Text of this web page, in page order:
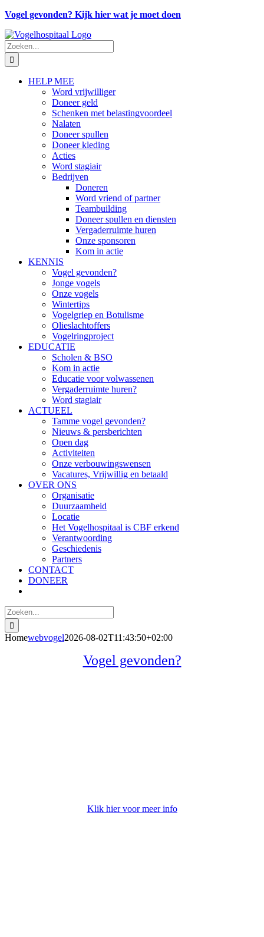
Ga
inhoud
Vogel gevonden? Kijk hier wat je moet doen
Facebook
Instagram
E-
mail
Zoeken
naar:
HELP MEE
Word vrijwilliger
Doneer geld
Schenken met belastingvoordeel
Nalaten
Doneer spullen
Doneer kleding
Acties
Word stagiair
Bedrijven
Doneren
Word vriend of partner
Teambuilding
Doneer spullen en diensten
Vergaderruimte huren
Onze sponsoren
Kom in actie
KENNIS
Vogel gevonden?
Jonge vogels
Onze vogels
Wintertips
Vogelgriep en Botulisme
Olieslachtoffers
Vogelringproject
EDUCATIE
Scholen & BSO
Kom in actie
Educatie voor volwassenen
Vergaderruimte huren?
Word stagiair
ACTUEEL
Tamme vogel gevonden?
Nieuws & persberichten
Open dag
Activiteiten
Onze verbouwingswensen
Vacatures, Vrijwillig en betaald
OVER ONS
Organisatie
Duurzaamheid
Locatie
Het Vogelhospitaal is CBF erkend
Verantwoording
Geschiedenis
Partners
CONTACT
DONEER
Zoeken
naar:
Homewebvogel2026-08-02T11:43:50+02:00
Vogel gevonden?
Klik hier voor meer info